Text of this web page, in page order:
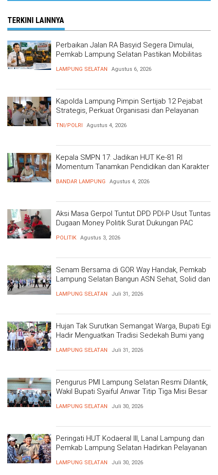
TERKINI LAINNYA
Perbaikan Jalan RA Basyid Segera Dimulai,
Pemkab Lampung Selatan Pastikan Mobilitas
LAMPUNG SELATAN Agustus 6, 2026
Kapolda Lampung Pimpin Sertijab 12 Pejabat
Strategis, Perkuat Organisasi dan Pelayanan
TNI/POLRI Agustus 4, 2026
Kepala SMPN 17: Jadikan HUT Ke-81 RI
Momentum Tanamkan Pendidikan dan Karakter
BANDAR LAMPUNG Agustus 4, 2026
Aksi Masa Gerpol Tuntut DPD PDI-P Usut Tuntas
Dugaan Money Politik Surat Dukungan PAC
POLITIK Agustus 3, 2026
Senam Bersama di GOR Way Handak, Pemkab
Lampung Selatan Bangun ASN Sehat, Solid dan
LAMPUNG SELATAN Juli 31, 2026
Hujan Tak Surutkan Semangat Warga, Bupati Egi
Hadir Menguatkan Tradisi Sedekah Bumi yang
LAMPUNG SELATAN Juli 31, 2026
Pengurus PMI Lampung Selatan Resmi Dilantik,
Wakil Bupati Syaiful Anwar Titip Tiga Misi Besar
LAMPUNG SELATAN Juli 30, 2026
Peringati HUT Kodaeral III, Lanal Lampung dan
Pemkab Lampung Selatan Hadirkan Pelayanan
LAMPUNG SELATAN Juli 30, 2026